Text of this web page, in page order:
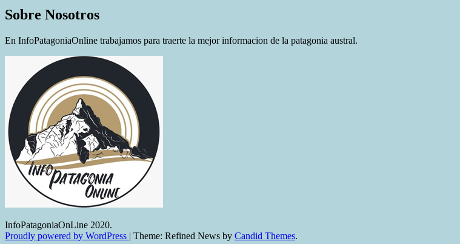
Sobre Nosotros
En InfoPatagoniaOnline trabajamos para traerte la mejor informacion de la patagonia austral.
InfoPatagoniaOnLine 2020.
Proudly powered by WordPress | Theme: Refined News by Candid Themes.